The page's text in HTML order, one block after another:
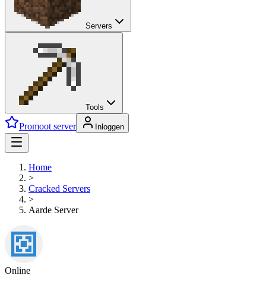
Servers
Tools
Promoot server Inloggen
Home
>
Cracked Servers
>
Aarde Server
Online